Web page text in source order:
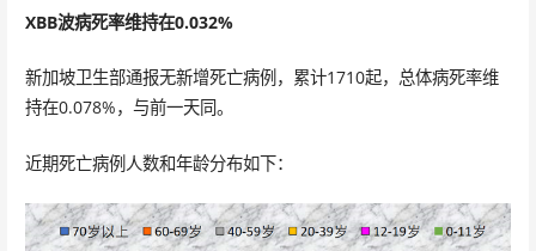
XBB波病死率维持在0.032%
新加坡卫生部通报无新增死亡病例，累计1710起，总体病死率维
持在0.078%，与前一天同。
近期死亡病例人数和年龄分布如下：